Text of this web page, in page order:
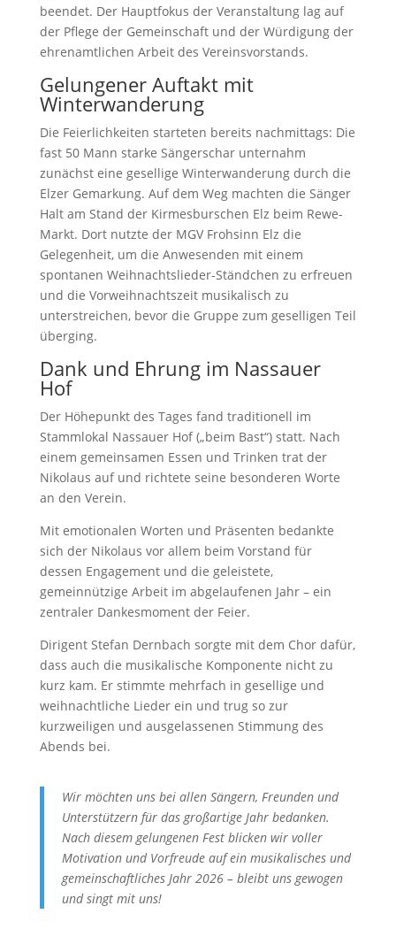
beendet. Der Hauptfokus der Veranstaltung lag auf
der Pflege der Gemeinschaft und der Würdigung der
ehrenamtlichen Arbeit des Vereinsvorstands.
Gelungener Auftakt mit
Winterwanderung
Die Feierlichkeiten starteten bereits nachmittags: Die
fast 50 Mann starke Sängerschar unternahm
zunächst eine gesellige Winterwanderung durch die
Elzer Gemarkung. Auf dem Weg machten die Sänger
Halt am Stand der Kirmesburschen Elz beim Rewe-
Markt. Dort nutzte der MGV Frohsinn Elz die
Gelegenheit, um die Anwesenden mit einem
spontanen Weihnachtslieder-Ständchen zu erfreuen
und die Vorweihnachtszeit musikalisch zu
unterstreichen, bevor die Gruppe zum geselligen Teil
überging.
Dank und Ehrung im Nassauer
Hof
Der Höhepunkt des Tages fand traditionell im
Stammlokal Nassauer Hof („beim Bast“) statt. Nach
einem gemeinsamen Essen und Trinken trat der
Nikolaus auf und richtete seine besonderen Worte
an den Verein.
Mit emotionalen Worten und Präsenten bedankte
sich der Nikolaus vor allem beim Vorstand für
dessen Engagement und die geleistete,
gemeinnützige Arbeit im abgelaufenen Jahr – ein
zentraler Dankesmoment der Feier.
Dirigent Stefan Dernbach sorgte mit dem Chor dafür,
dass auch die musikalische Komponente nicht zu
kurz kam. Er stimmte mehrfach in gesellige und
weihnachtliche Lieder ein und trug so zur
kurzweiligen und ausgelassenen Stimmung des
Abends bei.
Wir möchten uns bei allen Sängern, Freunden und
Unterstützern für das großartige Jahr bedanken.
Nach diesem gelungenen Fest blicken wir voller
Motivation und Vorfreude auf ein musikalisches und
gemeinschaftliches Jahr 2026 – bleibt uns gewogen
und singt mit uns!